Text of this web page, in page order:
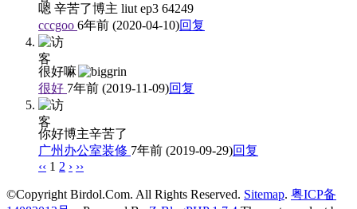
嗯 辛苦了博主 liut ep3 64249
cccgoo 6年前 (2020-04-10)回复
很好嘛
很好 7年前 (2019-11-09)回复
你好博主辛苦了
广州办公室装修 7年前 (2019-09-29)回复
‹‹ 1 2 › ››
©Copyright Birdol.Com. All Rights Reserved. Sitemap. 粤ICP备